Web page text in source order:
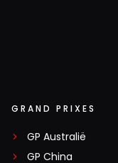
GRAND PRIXES
GP Australië
GP China